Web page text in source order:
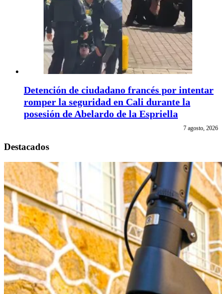
Detención de ciudadano francés por intentar
romper la seguridad en Cali durante la
posesión de Abelardo de la Espriella
7 agosto, 2026
Destacados